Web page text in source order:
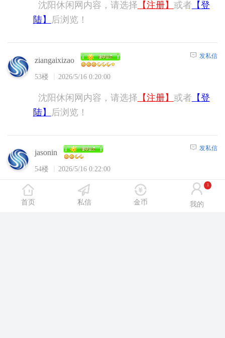
沈阳休闲网内容，请选择 【注册】 或者 【登
陆】
后浏览！
ziangaixizao
53楼 2026/5/16 0:20:00
发私信
沈阳休闲网内容，请选择 【注册】 或者 【登
陆】
后浏览！
jasonin
54楼 2026/5/16 0:22:00
发私信
沈阳休闲网内容，请选择【注册】 或者【登
陆】
后浏览！
首页 私信 金币 我的
1